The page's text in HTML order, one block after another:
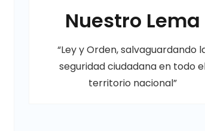
Nuestro Lema
“Ley y Orden, salvaguardando
seguridad ciudadana en todo
territorio nacional”